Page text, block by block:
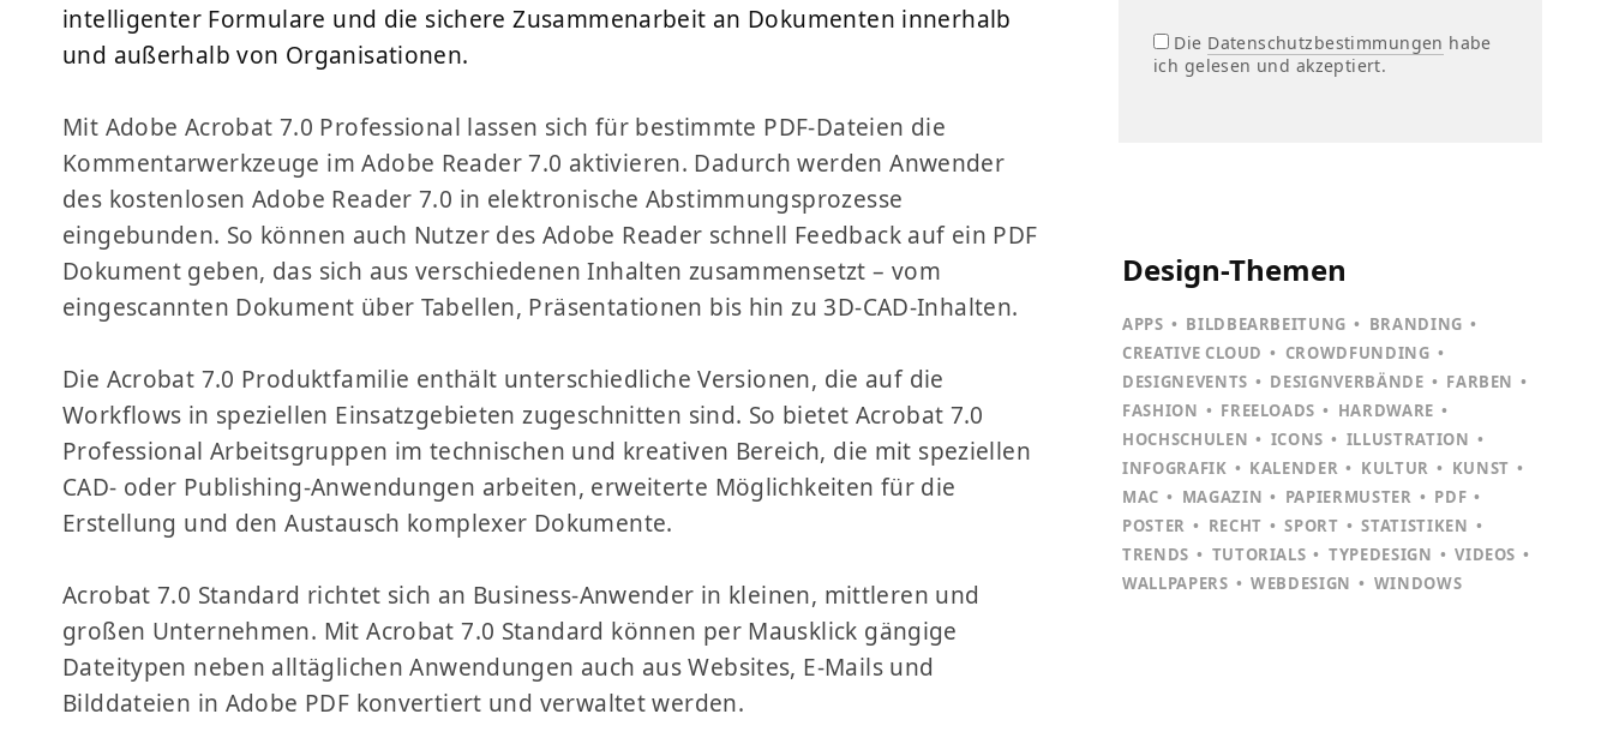
intelligenter Formulare und die sichere Zusammenarbeit an Dokumenten innerhalb
und außerhalb von Organisationen.
Mit Adobe Acrobat 7.0 Professional lassen sich für bestimmte PDF-Dateien die
Kommentarwerkzeuge im Adobe Reader 7.0 aktivieren. Dadurch werden Anwender
des kostenlosen Adobe Reader 7.0 in elektronische Abstimmungsprozesse
eingebunden. So können auch Nutzer des Adobe Reader schnell Feedback auf ein PDF
Dokument geben, das sich aus verschiedenen Inhalten zusammensetzt – vom
eingescannten Dokument über Tabellen, Präsentationen bis hin zu 3D-CAD-Inhalten.
Die Acrobat 7.0 Produktfamilie enthält unterschiedliche Versionen, die auf die
Workflows in speziellen Einsatzgebieten zugeschnitten sind. So bietet Acrobat 7.0
Professional Arbeitsgruppen im technischen und kreativen Bereich, die mit speziellen
CAD- oder Publishing-Anwendungen arbeiten, erweiterte Möglichkeiten für die
Erstellung und den Austausch komplexer Dokumente.
Acrobat 7.0 Standard richtet sich an Business-Anwender in kleinen, mittleren und
großen Unternehmen. Mit Acrobat 7.0 Standard können per Mausklick gängige
Dateitypen neben alltäglichen Anwendungen auch aus Websites, E-Mails und
Bilddateien in Adobe PDF konvertiert und verwaltet werden.
Die Datenschutzbestimmungen habe
ich gelesen und akzeptiert.
Design-Themen
APPS BILDBEARBEITUNG
BRANDING
CREATIVE CLOUD
CROWDFUNDING
DESIGNEVENTS
DESIGNVERBÄNDE
FARBEN
FASHION
FREELOADS
HARDWARE
HOCHSCHULEN
ICONS
ILLUSTRATION
INFOGRAFIK
KALENDER KULTUR
KUNST
MAC
MAGAZIN PAPIERMUSTER
PDF
POSTER
RECHT SPORT
STATISTIKEN
TRENDS
TUTORIALS TYPEDESIGN
VIDEOS
WALLPAPERS
WEBDESIGN WINDOWS